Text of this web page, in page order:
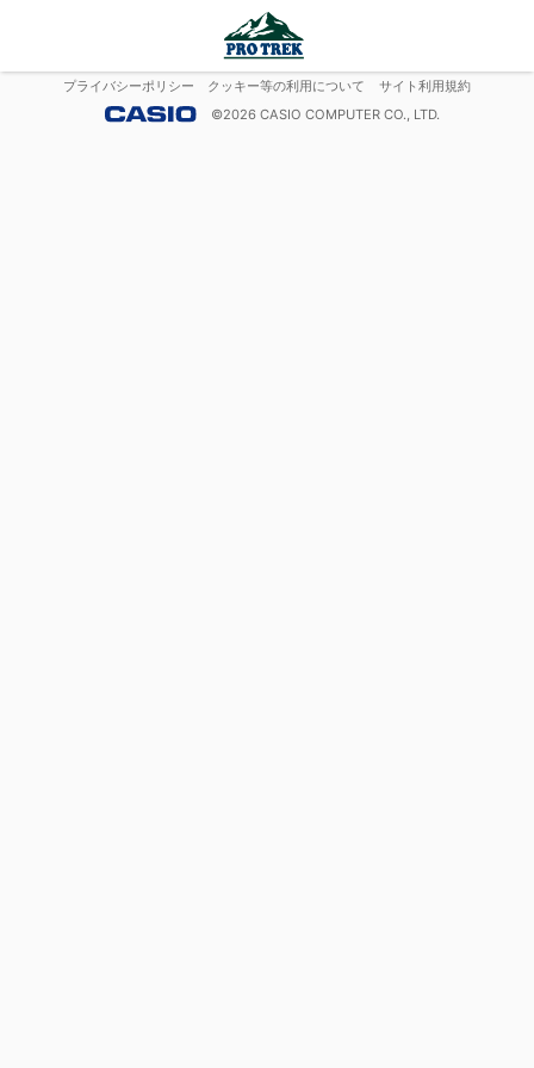
プライバシーポリシー クッキー等の利用について
サイト利用規約
©2026 CASIO COMPUTER CO., LTD.